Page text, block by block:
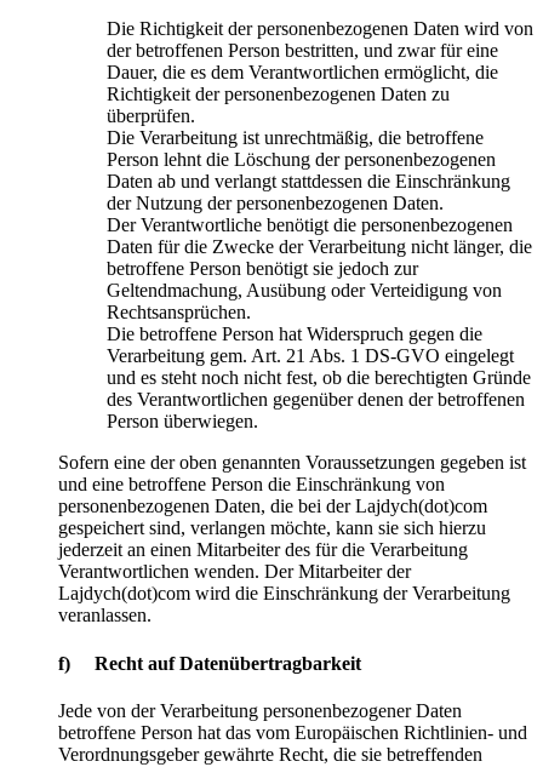
Die Richtigkeit der personenbezogenen Daten wird von
der betroffenen Person bestritten, und zwar für eine
Dauer, die es dem Verantwortlichen ermöglicht, die
Richtigkeit der personenbezogenen Daten zu
überprüfen.
Die Verarbeitung ist unrechtmäßig, die betroffene
Person lehnt die Löschung der personenbezogenen
Daten ab und verlangt stattdessen die Einschränkung
der Nutzung der personenbezogenen Daten.
Der Verantwortliche benötigt die personenbezogenen
Daten für die Zwecke der Verarbeitung nicht länger, die
betroffene Person benötigt sie jedoch zur
Geltendmachung, Ausübung oder Verteidigung von
Rechtsansprüchen.
Die betroffene Person hat Widerspruch gegen die
Verarbeitung gem. Art. 21 Abs. 1 DS-GVO eingelegt
und es steht noch nicht fest, ob die berechtigten Gründe
des Verantwortlichen gegenüber denen der betroffenen
Person überwiegen.
Sofern eine der oben genannten Voraussetzungen gegeben ist
und eine betroffene Person die Einschränkung von
personenbezogenen Daten, die bei der Lajdych(dot)com
gespeichert sind, verlangen möchte, kann sie sich hierzu
jederzeit an einen Mitarbeiter des für die Verarbeitung
Verantwortlichen wenden. Der Mitarbeiter der
Lajdych(dot)com wird die Einschränkung der Verarbeitung
veranlassen.
f) Recht auf Datenübertragbarkeit
Jede von der Verarbeitung personenbezogener Daten
betroffene Person hat das vom Europäischen Richtlinien- und
Verordnungsgeber gewährte Recht, die sie betreffenden